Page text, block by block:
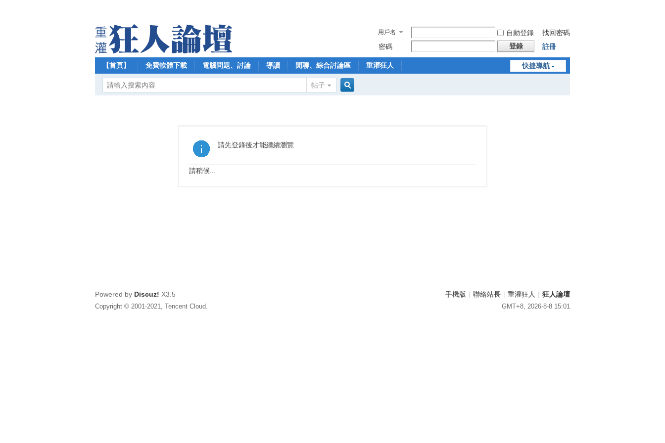
用戶名 自動登錄
找回密碼
密碼
登錄 註冊
快捷導航
【首頁】 免費軟體下載 電腦問題、討論 導讀 閒聊、綜合討論區 重灌狂人
帖子
請先登錄後才能繼續瀏覽
請稍候...
手機版 | 聯絡站長 | 重灌狂人 | 狂人論壇
GMT+8, 2026-8-8 15:01
Powered by Discuz! X3.5
Copyright © 2001-2021, Tencent Cloud.